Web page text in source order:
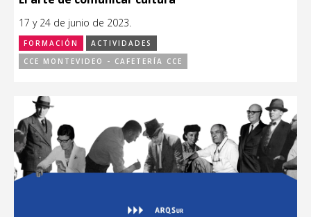
17 y 24 de junio de 2023.
FORMACIÓN
ACTIVIDADES
CCE MONTEVIDEO - CAFETERÍA CCE